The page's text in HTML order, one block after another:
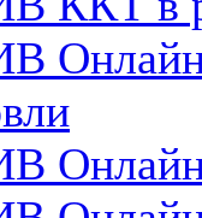
Онлайн
Онлайн